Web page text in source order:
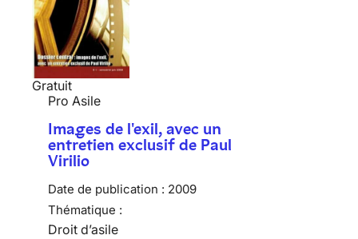
Gratuit
Pro Asile
Images de l'exil, avec un
entretien exclusif de Paul
Virilio
Date de publication : 2009
Thématique :
Droit d’asile